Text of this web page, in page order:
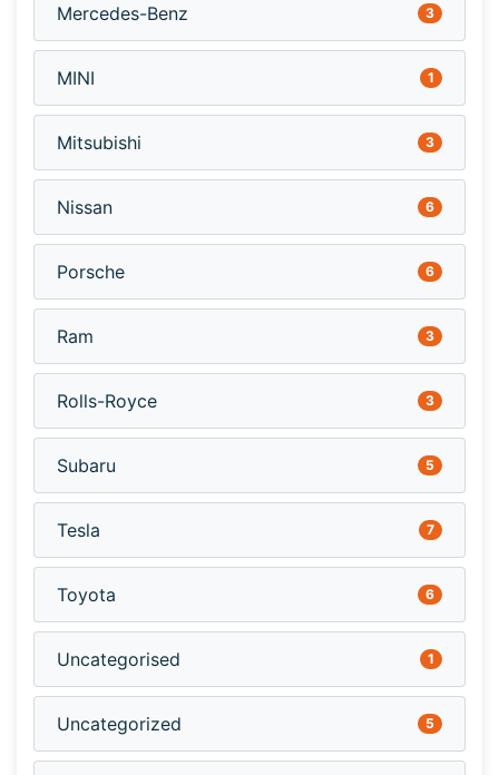
Mercedes-Benz 3
MINI 1
Mitsubishi 3
Nissan 6
Porsche 6
Ram 3
Rolls-Royce 3
Subaru 5
Tesla 7
Toyota 6
Uncategorised 1
Uncategorized 5